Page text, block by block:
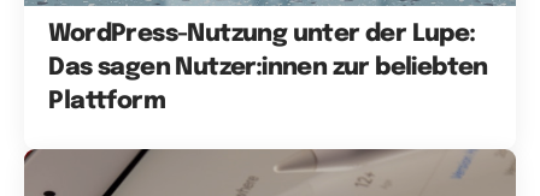
WordPress-Nutzung unter der Lupe:
Das sagen Nutzer:innen zur beliebten
Plattform